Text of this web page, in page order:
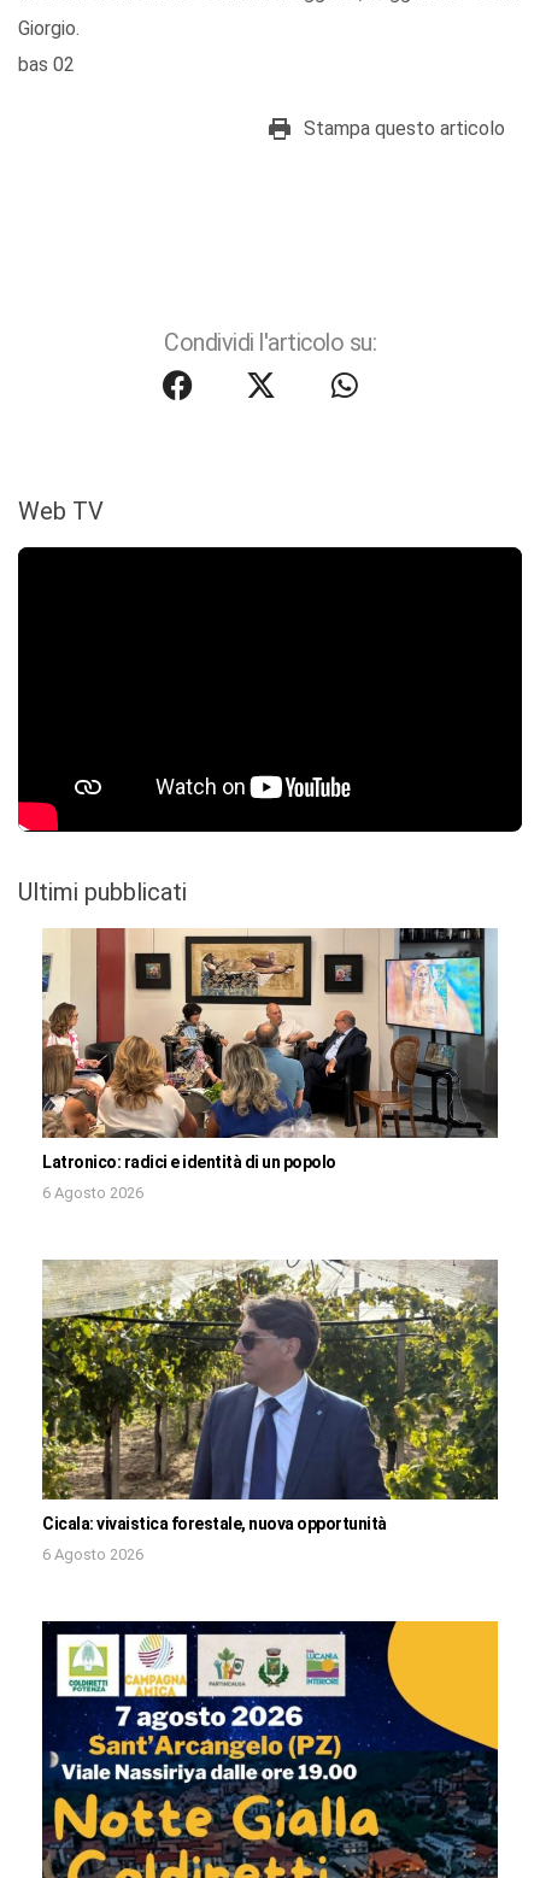
Giorgio.
bas 02
Stampa questo articolo
Condividi l'articolo su:
Web TV
Ultimi pubblicati
Latronico: radici e identità di un popolo
6 Agosto 2026
Cicala: vivaistica forestale, nuova opportunità
6 Agosto 2026